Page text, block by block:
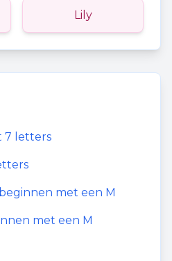
Lily
7 letters
met een M
met een M